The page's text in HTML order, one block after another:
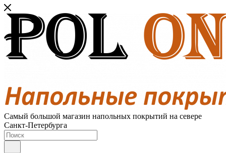
Самый большой магазин напольных покрытий на севере
Санкт-Петербурга